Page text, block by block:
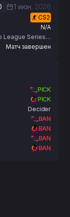
1 июн. 2026
CS2
N/A
League Series 7
(Play-Ins)
Матч завершен
PICK
PICK
Decider
BAN
BAN
BAN
BAN